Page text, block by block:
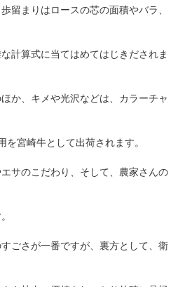
留まりはロースの芯の面積やバラ、
計算式に当てはめてはじきだされま
か、キメや光沢などは、カラーチャ
宮崎牛として出荷されます。
サのこだわり、そして、農家さんの
ごさが一番ですが、裏方として、衛